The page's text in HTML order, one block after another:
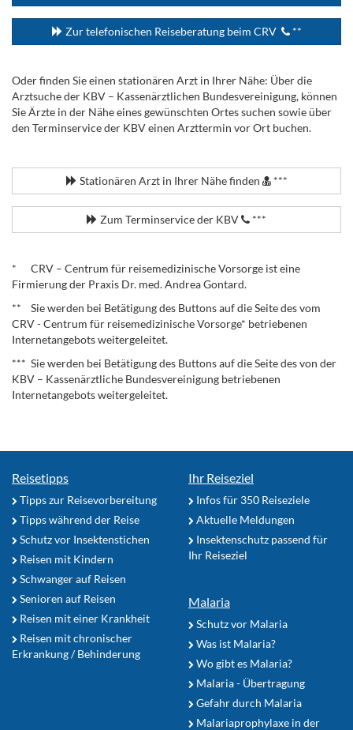
Zur telefonischen Reiseberatung beim CRV **
Oder finden Sie einen stationären Arzt in Ihrer Nähe: Über die
Arztsuche der KBV – Kassenärztlichen Bundesvereinigung, können
Sie Ärzte in der Nähe eines gewünschten Ortes suchen sowie über
den Terminservice der KBV einen Arzttermin vor Ort buchen.
Stationären Arzt in Ihrer Nähe finden ***
Zum Terminservice der KBV ***
* CRV – Centrum für reisemedizinische Vorsorge ist eine
Firmierung der Praxis Dr. med. Andrea Gontard.
** Sie werden bei Betätigung des Buttons auf die Seite des vom
CRV - Centrum für reisemedizinische Vorsorge* betriebenen
Internetangebots weitergeleitet.
*** Sie werden bei Betätigung des Buttons auf die Seite des von der
KBV – Kassenärztliche Bundesvereinigung betriebenen
Internetangebots weitergeleitet.
Reisetipps
Tipps zur Reisevorbereitung
Tipps während der Reise
Schutz vor Insektenstichen
Reisen mit Kindern
Schwanger auf Reisen
Senioren auf Reisen
Reisen mit einer Krankheit
Reisen mit chronischer
Erkrankung / Behinderung
Ihr Reiseziel
Infos für 350 Reiseziele
Aktuelle Meldungen
Insektenschutz passend für
Ihr Reiseziel
Malaria
Schutz vor Malaria
Was ist Malaria?
Wo gibt es Malaria?
Malaria - Übertragung
Gefahr durch Malaria
Malariaprophylaxe in der